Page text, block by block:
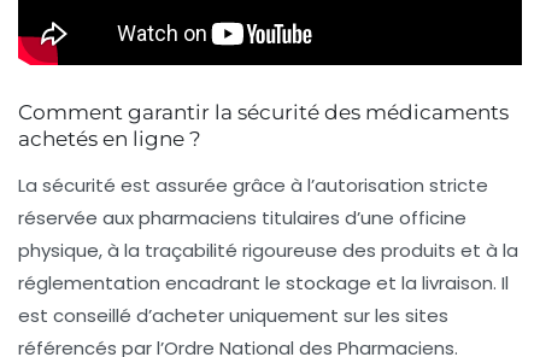
Comment garantir la sécurité des médicaments
achetés en ligne ?
La sécurité est assurée grâce à l’autorisation stricte
réservée aux pharmaciens titulaires d’une officine
physique, à la traçabilité rigoureuse des produits et à la
réglementation encadrant le stockage et la livraison. Il
est conseillé d’acheter uniquement sur les sites
référencés par l’Ordre National des Pharmaciens.